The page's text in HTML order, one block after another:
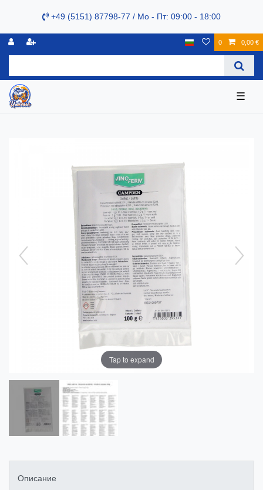
+49 (5151) 87798-77 / Mo - Пт: 09:00 - 18:00
0 0,00 €
☰
Tap to expand
Описание